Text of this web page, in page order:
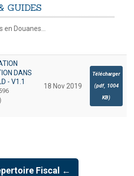
Douane Togolaise
CADASTRE &
ACTUALITES
CONTACT
Contactez OTR
2026 10:30
GUIDES
en Douanes...
DANS
- V1.1
18 Nov 2019
Télécharger
(pdf, 1004
KB)
Fiscal ←